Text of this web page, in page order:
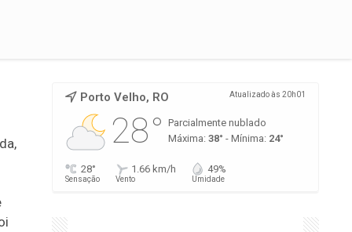
Porto Velho, RO Atualizado às 20h01
28°
Parcialmente nublado
Máxima:38° - Mínima: 24°
28°
Sensação
1.66 km/h
Vento
49%
Umidade